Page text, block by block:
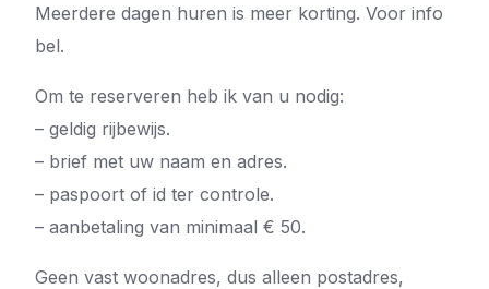
Meerdere dagen huren is meer korting. Voor info
bel.
Om te reserveren heb ik van u nodig:
– geldig rijbewijs.
– brief met uw naam en adres.
– paspoort of id ter controle.
– aanbetaling van minimaal € 50.
Geen vast woonadres, dus alleen postadres,